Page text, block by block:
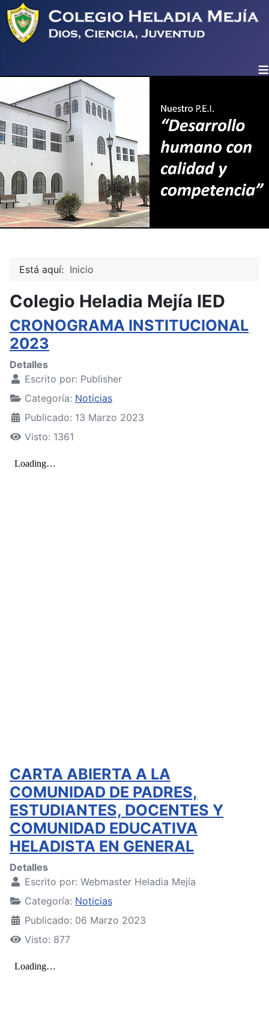
≡
Está aquí: Inicio
Colegio Heladia Mejía IED
CRONOGRAMA INSTITUCIONAL
2023
Detalles
Escrito por: Publisher
Categoría: Noticias
Publicado: 13 Marzo 2023
Visto: 1361
CARTA ABIERTA A LA
COMUNIDAD DE PADRES,
ESTUDIANTES, DOCENTES Y
COMUNIDAD EDUCATIVA
HELADISTA EN GENERAL
Detalles
Escrito por: Webmaster Heladia Mejía
Categoría: Noticias
Publicado: 06 Marzo 2023
Visto: 877